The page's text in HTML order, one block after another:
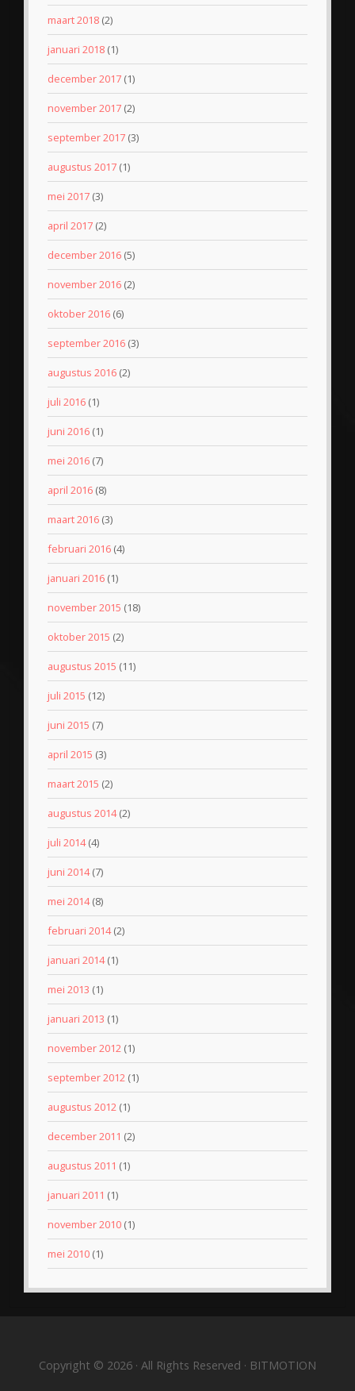
maart 2018 (2)
januari 2018 (1)
december 2017 (1)
november 2017 (2)
september 2017 (3)
augustus 2017 (1)
mei 2017 (3)
april 2017 (2)
december 2016 (5)
november 2016 (2)
oktober 2016 (6)
september 2016 (3)
augustus 2016 (2)
juli 2016 (1)
juni 2016 (1)
mei 2016 (7)
april 2016 (8)
maart 2016 (3)
februari 2016 (4)
januari 2016 (1)
november 2015 (18)
oktober 2015 (2)
augustus 2015 (11)
juli 2015 (12)
juni 2015 (7)
april 2015 (3)
maart 2015 (2)
augustus 2014(2)
juli 2014(4)
juni 2014(7)
mei 2014(8)
februari 2014(2)
januari 2014(1)
mei 2013 (1)
januari 2013 (1)
november 2012 (1)
september 2012 (1)
augustus 2012 (1)
december 2011 (2)
augustus 2011 (1)
januari 2011 (1)
november 2010 (1)
mei 2010 (1)
Copyright © 2026 · All Rights Reserved · BITMOTION